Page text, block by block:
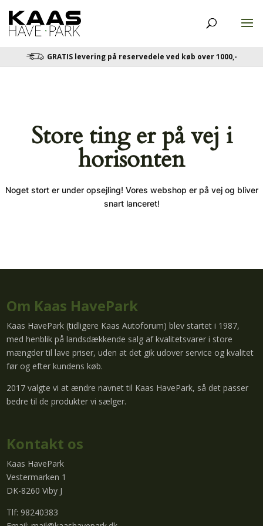
GRATIS levering på reservedele ved køb over 1000,-
Store ting er på vej i
horisonten
Noget stort er under opsejling! Vores webshop er på vej og bliver
snart lanceret!
Om Kaas HavePark
Kaas HavePark (tidligere Kaas Autoforum) blev startet i 1987,
med henblik på landsdækkende salg af kvalitetsvarer i store
mængder til lave priser, uden at det gik udover service og kvalitet
før og efter kundens køb.
2017 valgte vi at ændre navnet til Kaas HavePark, så det passer
bedre til de produkter vi sælger.
Kontakt os
Kaas HavePark
Vestermarken 1
DK-8260 Viby J
Tlf: 98240383